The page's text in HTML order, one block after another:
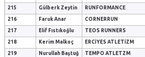
215 Gülberk Zeytin RUNFORMANCE
216 Faruk Anar CORNERRUN
217 Elif Fıstıkoğlu TEOS RUNNERS
218 Kerim Malkoç ERCİYES ATLETİZM
219 Nurullah Baştuğ TEMPO ATLETZM